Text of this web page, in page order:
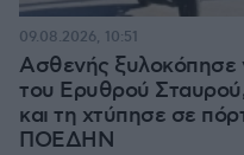
Ασθενής ξυλοκόπησε
του Ερυθρού
και τη χτύπησε σε
ΠΟΕΔΗΝ
09.08.2026, 10:51